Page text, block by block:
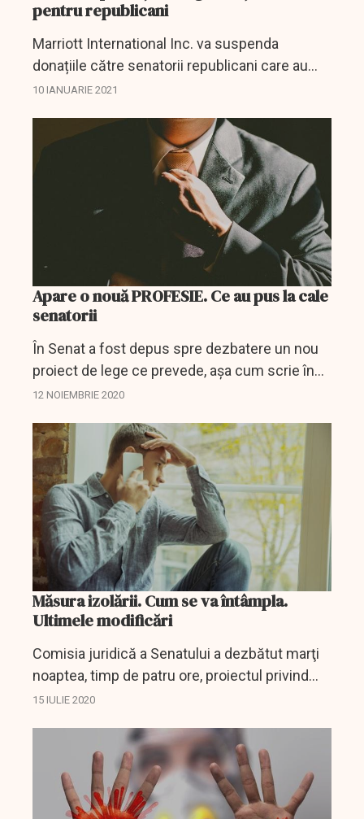
pentru republicani
Marriott International Inc. va suspenda
donațiile către senatorii republicani care au
votat împotriva certificării președintelui ales
distructive”...
10 IANUARIE 2021
Apare o nouă PROFESIE. Ce au pus la cale
senatorii
În Senat a fost depus spre dezbatere un nou
proiect de lege ce prevede, așa cum scrie în
document, organizarea profesiei de
înseamnă asta și care sunt...
12 NOIEMBRIE 2020
Măsura izolării. Cum se va întâmpla.
Ultimele modificări
Comisia juridică a Senatului a dezbătut marţi
noaptea, timp de patru ore, proiectul privind
carantina şi izolarea, membrii forului
asupra raportului...
15 IULIE 2020